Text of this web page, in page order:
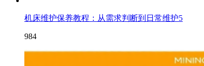
机床维护保养教程：从需求判断到日常维护5
984